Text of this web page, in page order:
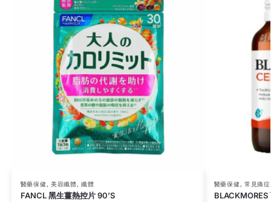
醫藥保健, 美容纖體,纖體
FANCL 黑生薑熱控片 90’S
醫藥保健, 常見痛症